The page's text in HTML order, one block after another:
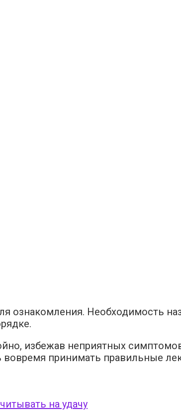
ознакомления. Необходимость
избежав неприятных
принимать правильные
на удачу